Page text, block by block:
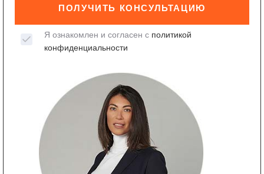
ПОЛУЧИТЬ КОНСУЛЬТАЦИЮ
Я ознакомлен и согласен с политикой
конфиденциальности